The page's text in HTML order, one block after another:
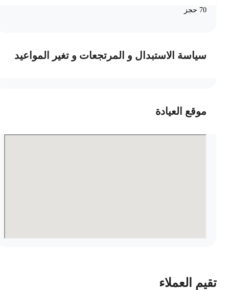
سياسة الاستبدال و المرتجعات و تغير المواعيد
موقع العيادة
العملاء